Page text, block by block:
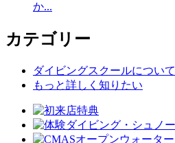
か...
カテゴリー
ダイビングスクールについて
もっと詳しく知りたい